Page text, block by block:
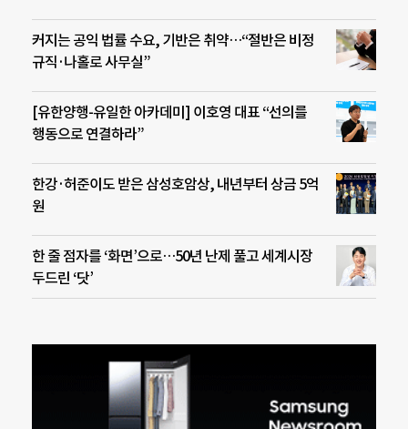
커지는 공익 법률 수요, 기반은 취약…“절반은 비정
규직·나홀로 사무실”
[유한양행-유일한 아카데미] 이호영 대표 “선의를
행동으로 연결하라”
한강·허준이도 받은 삼성호암상, 내년부터 상금 5억
원
한 줄 점자를 ‘화면’으로…50년 난제 풀고 세계시장
두드린 ‘닷’